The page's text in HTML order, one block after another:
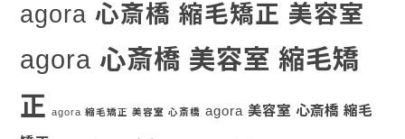
agora 心斎橋 縮毛矯正 美容室
agora 心斎橋 美容室 縮毛矯
正 agora 縮毛矯正 美容室 心斎橋 agora 美容室 心斎橋 縮毛